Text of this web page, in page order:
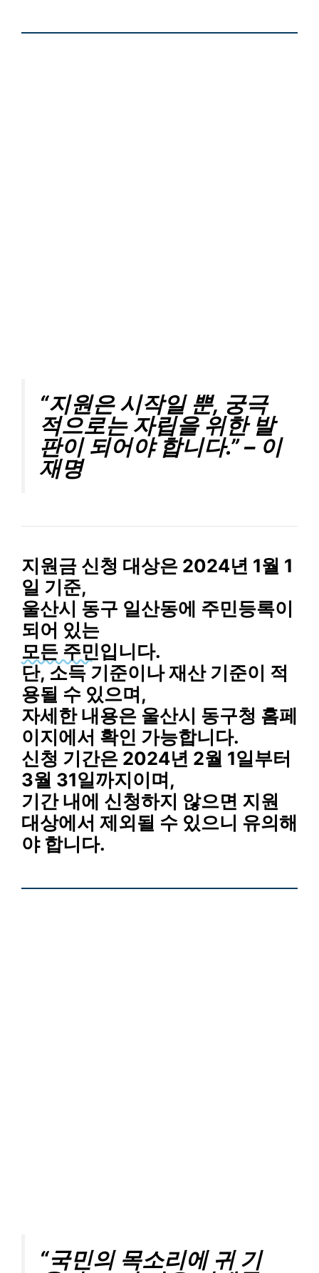
“지원은 시작일 뿐, 궁극
적으로는 자립을 위한 발
판이 되어야 합니다.” – 이
재명
지원금 신청 대상은 2024년 1월 1
일 기준,
울산시 동구 일산동에 주민등록이
되어 있는
모든 주민입니다.
단, 소득 기준이나 재산 기준이 적
용될 수 있으며,
자세한 내용은 울산시 동구청 홈페
이지에서 확인 가능합니다.
신청 기간은 2024년 2월 1일부터
3월 31일까지이며,
기간 내에 신청하지 않으면 지원
대상에서 제외될 수 있으니 유의해
야 합니다.
“국민의 목소리에 귀 기